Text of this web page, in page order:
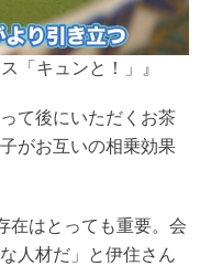
「キュンと！」』
て後にいただくお茶
がお互いの相乗効果
在はとっても重要。会
人材だ」と伊住さん